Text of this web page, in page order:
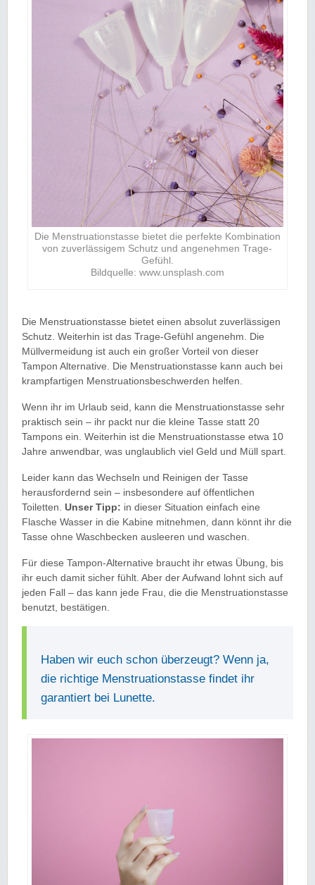
Die Menstruationstasse bietet die perfekte Kombination
von zuverlässigem Schutz und angenehmen Trage-
Gefühl.
Bildquelle: www.unsplash.com
Die Menstruationstasse bietet einen absolut zuverlässigen
Schutz. Weiterhin ist das Trage-Gefühl angenehm. Die
Müllvermeidung ist auch ein großer Vorteil von dieser
Tampon Alternative. Die Menstruationstasse kann auch bei
krampfartigen Menstruationsbeschwerden helfen.
Wenn ihr im Urlaub seid, kann die Menstruationstasse sehr
praktisch sein – ihr packt nur die kleine Tasse statt 20
Tampons ein. Weiterhin ist die Menstruationstasse etwa 10
Jahre anwendbar, was unglaublich viel Geld und Müll spart.
Leider kann das Wechseln und Reinigen der Tasse
herausfordernd sein – insbesondere auf öffentlichen
Toiletten. Unser Tipp: in dieser Situation einfach eine
Flasche Wasser in die Kabine mitnehmen, dann könnt ihr die
Tasse ohne Waschbecken ausleeren und waschen.
Für diese Tampon-Alternative braucht ihr etwas Übung, bis
ihr euch damit sicher fühlt. Aber der Aufwand lohnt sich auf
jeden Fall – das kann jede Frau, die die Menstruationstasse
benutzt, bestätigen.
Haben wir euch schon überzeugt? Wenn ja,
die richtige Menstruationstasse findet ihr
garantiert bei Lunette.